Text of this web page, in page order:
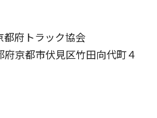
府トラック協会
府京都市伏見区竹田向代町４